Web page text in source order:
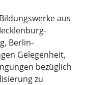
aus
Berlin-
Gelegenheit,
bezüglich
zu